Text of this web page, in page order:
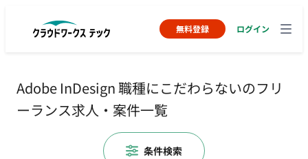
無料登録 ログイン
Adobe InDesign 職種にこだわらないのフリ
ーランス求人・案件一覧
条件検索